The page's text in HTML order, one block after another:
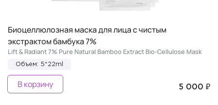
Биоцеллюлозная маска для лица с чистым
экстрактом бамбука 7%
Lift & Radiant 7% Pure Natural Bamboo Extract Bio-Cellulose Mask
Объем: 5*22ml
5 000 ₽
В корзину